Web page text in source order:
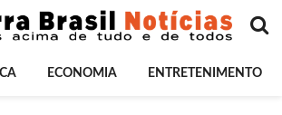
ECONOMIA ENTRETENIMENTO